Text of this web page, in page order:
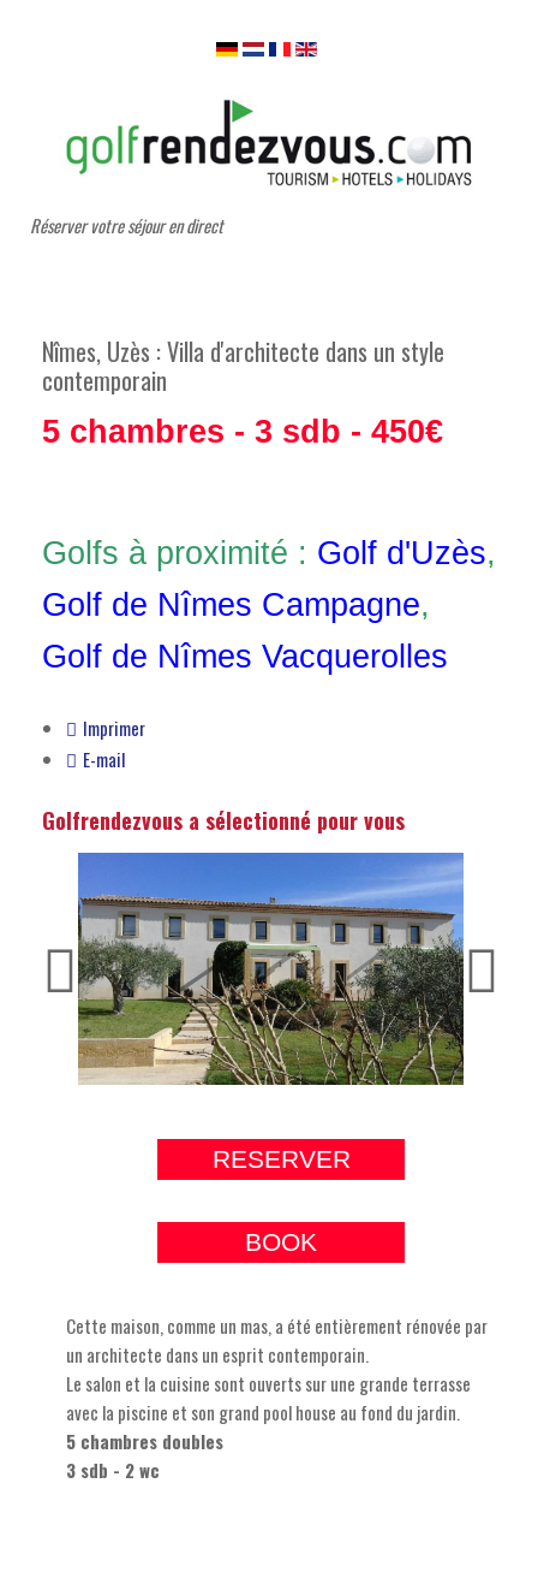
Réserver votre séjour en direct
Nîmes, Uzès : Villa d'architecte dans un style
contemporain
5 chambres - 3 sdb - 450€
Golfs à proximité : Golf d'Uzès,
Golf de Nîmes Campagne,
Golf de Nîmes Vacquerolles
Imprimer
E-mail
Golfrendezvous a sélectionné pour vous
RESERVER
BOOK
Cette maison, comme un mas, a été entièrement rénovée par
un architecte dans un esprit contemporain.
Le salon et la cuisine sont ouverts sur une grande terrasse
avec la piscine et son grand pool house au fond du jardin.
5 chambres doubles
3 sdb - 2 wc